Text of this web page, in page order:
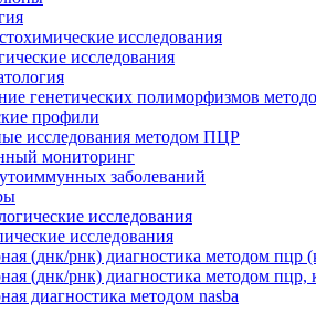
исследования
исследования
генетических полиморфизмов
профили
исследования методом ПЦР
мониторинг
заболеваний
исследования
исследования
(днк/рнк) диагностика методом пцр
(днк/рнк) диагностика методом пцр,
диагностика методом nasba